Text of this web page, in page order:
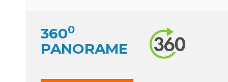
3600
PANORAME